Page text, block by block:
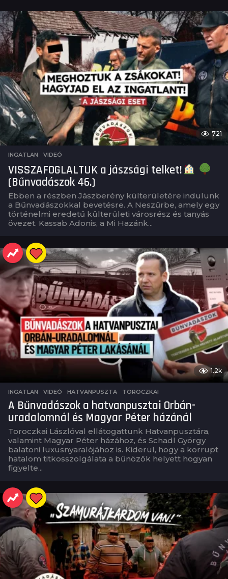
721
INGATLAN ,VIDEÓ
VISSZAFOGLALTUK a jászsági telket!
(Bűnvadászok 46.)
Ebben a részben Jászberény külterületére indulunk
a Bűnvadászokkal bevetésre. A Neszűrbe, amely egy
történelmi eredetű külterületi városrész és tanyás
övezet. Kassab Adonis, a Mi Hazánk...
1.2k
INGATLAN ,VIDEÓ HATVANPUSZTA ,TOROCZKAI
A Bűnvadászok a hatvanpusztai Orbán-
uradalomnál és Magyar Péter házánál
Toroczkai Lászlóval ellátogattunk Hatvanpusztára,
valamint Magyar Péter házához, és Schadl György
balatoni luxusnyaralójához is. Kiderül, hogy a korrupt
hatalom titkosszolgálata a bűnözők helyett hogyan
figyelte...